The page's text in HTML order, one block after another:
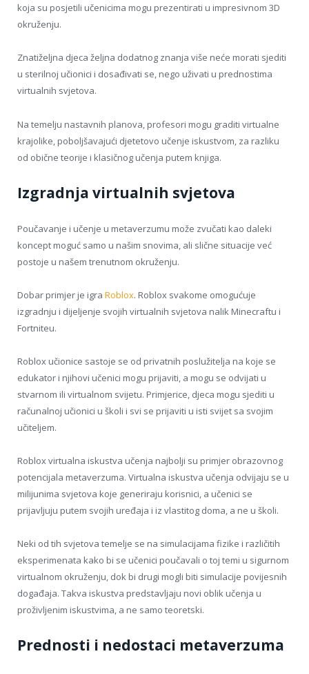
koja su posjetili učenicima mogu prezentirati u impresivnom 3D
okruženju.
Znatiželjna djeca željna dodatnog znanja više neće morati sjediti
u sterilnoj učionici i dosađivati se, nego uživati u prednostima
virtualnih svjetova.
Na temelju nastavnih planova, profesori mogu graditi virtualne
krajolike, poboljšavajući djetetovo učenje iskustvom, za razliku
od obične teorije i klasičnog učenja putem knjiga.
Izgradnja virtualnih svjetova
Poučavanje i učenje u metaverzumu može zvučati kao daleki
koncept moguć samo u našim snovima, ali slične situacije već
postoje u našem trenutnom okruženju.
Dobar primjer je igra ​​ Roblox. Roblox svakome omogućuje
izgradnju i dijeljenje svojih virtualnih svjetova nalik Minecraftu i
Fortniteu.
Roblox učionice sastoje se od privatnih poslužitelja na koje se
edukator i njihovi učenici mogu prijaviti, a mogu se odvijati u
stvarnom ili virtualnom svijetu. Primjerice, djeca mogu sjediti u
računalnoj učionici u školi i svi se prijaviti u isti svijet sa svojim
učiteljem.
Roblox virtualna iskustva učenja najbolji su primjer obrazovnog
potencijala metaverzuma. Virtualna iskustva učenja odvijaju se u
milijunima svjetova koje generiraju korisnici, a učenici se
prijavljuju putem svojih uređaja i iz vlastitog doma, a ne u školi.
Neki od tih svjetova temelje se na simulacijama fizike i različitih
eksperimenata kako bi se učenici poučavali o toj temi u sigurnom
virtualnom okruženju, dok bi drugi mogli biti simulacije povijesnih
događaja. Takva iskustva predstavljaju novi oblik učenja u
proživljenim iskustvima, a ne samo teoretski.
Prednosti i nedostaci metaverzuma